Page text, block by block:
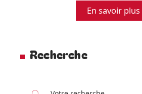
En savoir plus
Recherche